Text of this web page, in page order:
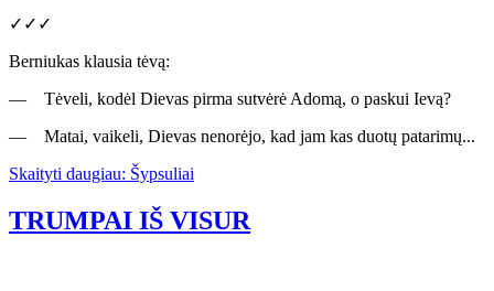
✓✓✓
Berniukas klausia tėvą:
— Tėveli, kodėl Dievas pirma sutvėrė Adomą, o paskui Ievą?
— Matai, vaikeli, Dievas nenorėjo, kad jam kas duotų patarimų...
Skaityti daugiau: Šypsuliai
TRUMPAI IŠ VISUR